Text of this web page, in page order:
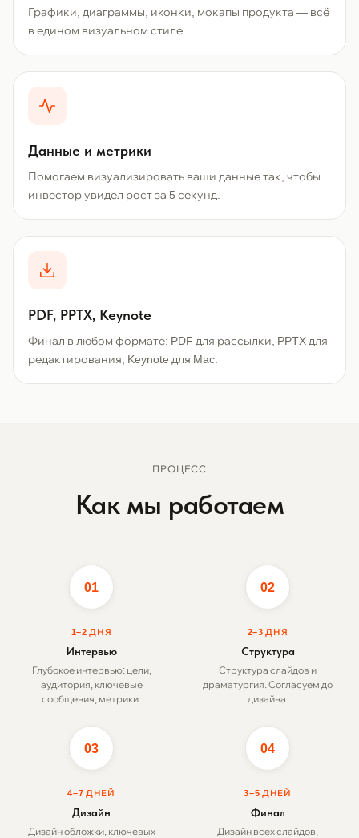
Графики, диаграммы, иконки, мокапы продукта — всё
в едином визуальном стиле.
Данные и метрики
Помогаем визуализировать ваши данные так, чтобы
инвестор увидел рост за 5 секунд.
PDF, PPTX, Keynote
Финал в любом формате: PDF для рассылки, PPTX для
редактирования, Keynote для Mac.
ПРОЦЕСС
Как мы работаем
01
1–2 ДНЯ
Интервью
Глубокое интервью: цели,
аудитория, ключевые
сообщения, метрики.
02
2–3 ДНЯ
Структура
Структура слайдов и
драматургия. Согласуем до
дизайна.
03
4–7 ДНЕЙ
Дизайн
Дизайн обложки, ключевых
04
3–5 ДНЕЙ
Финал
Дизайн всех слайдов,